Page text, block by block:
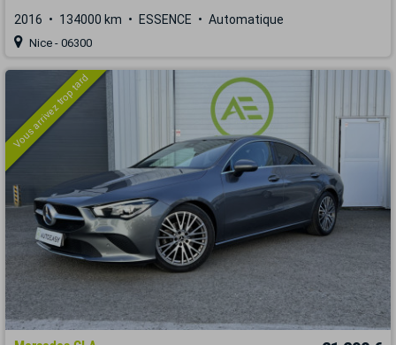
2016 134000 km ESSENCE Automatique
Nice - 06300
Vous arrivez trop tard